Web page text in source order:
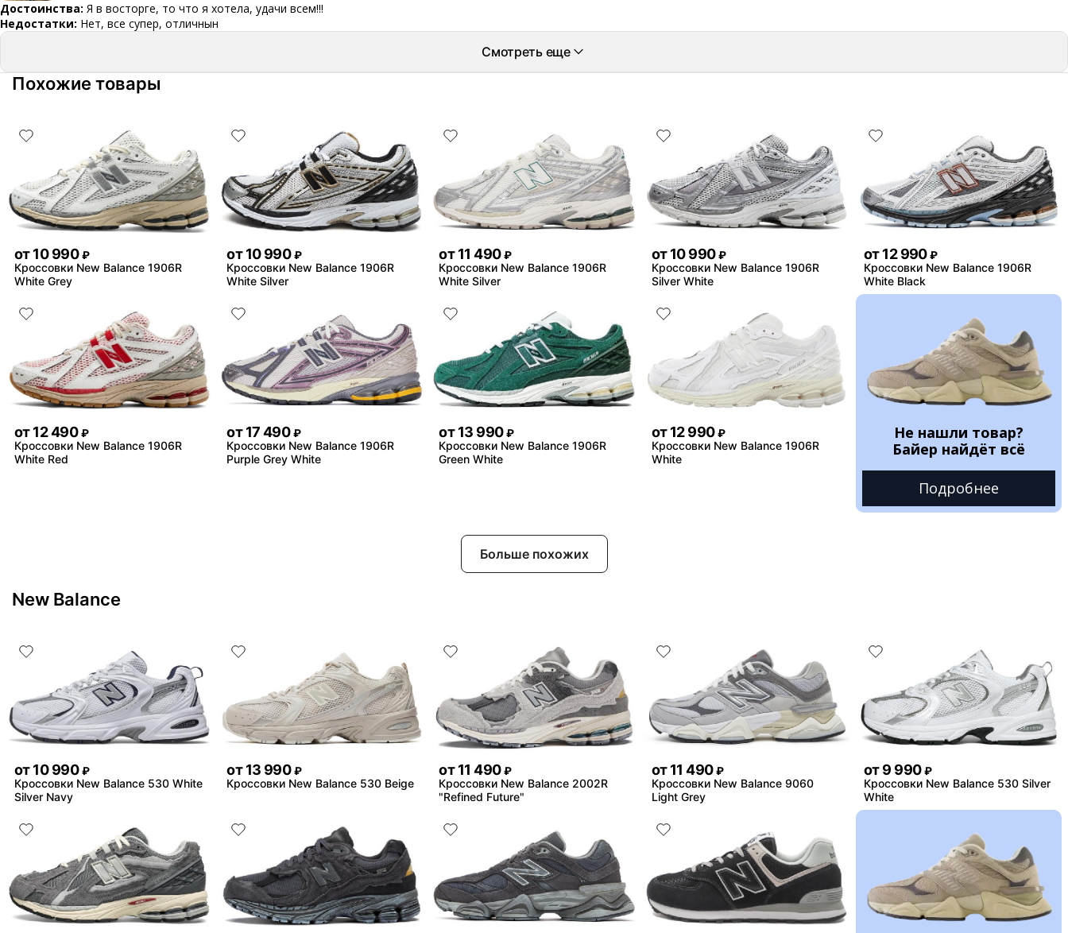
Достоинства: Я в восторге, то что я хотела, удачи всем!!!
Недостатки: Нет, все супер, отличнын
Смотреть еще
Похожие товары
от10 990 ₽
Кроссовки New Balance 1906R
White Grey
от 10 990 ₽
Кроссовки New Balance 1906R
White Silver
от 11 490 ₽
Кроссовки New Balance 1906R
White Silver
от 10 990 ₽
Кроссовки New Balance 1906R
Silver White
от 12 990 ₽
Кроссовки New Balance 1906R
White Black
от12 490 ₽
Кроссовки New Balance 1906R
White Red
от 17 490 ₽
Кроссовки New Balance 1906R
Purple Grey White
от 13 990 ₽
Кроссовки New Balance 1906R
Green White
от 12 990 ₽
Кроссовки New Balance 1906R
White
Не нашли товар?
Байер найдёт всё
Подробнее
Больше похожих
New Balance
от10 990 ₽
Кроссовки New Balance 530 White
Silver Navy
от 13 990 ₽
Кроссовки New Balance 530 Beige
от 11 490 ₽
Кроссовки New Balance 2002R
"Refined Future"
от 11 490 ₽
Кроссовки New Balance 9060
Light Grey
от 9 990 ₽
Кроссовки New Balance 530 Silver
White